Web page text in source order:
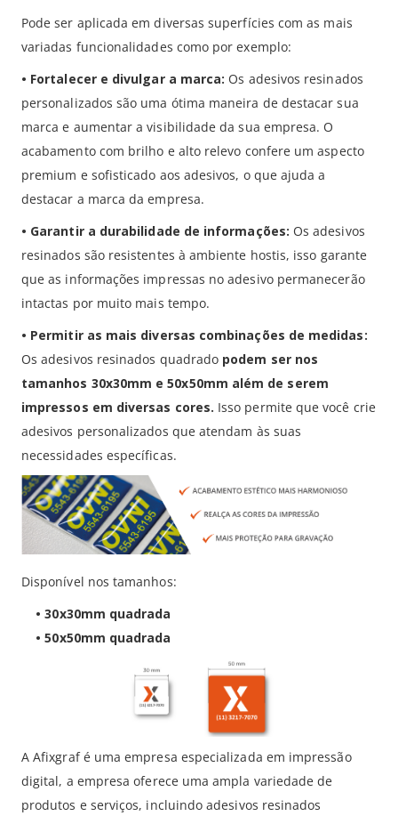
Pode ser aplicada em diversas superfícies com as mais
variadas funcionalidades como por exemplo:
• Fortalecer e divulgar a marca: Os adesivos resinados
personalizados são uma ótima maneira de destacar sua
marca e aumentar a visibilidade da sua empresa. O
acabamento com brilho e alto relevo confere um aspecto
premium e sofisticado aos adesivos, o que ajuda a
destacar a marca da empresa.
• Garantir a durabilidade de informações: Os adesivos
resinados são resistentes à ambiente hostis, isso garante
que as informações impressas no adesivo permanecerão
intactas por muito mais tempo.
• Permitir as mais diversas combinações de medidas:
Os adesivos resinados quadrado podem ser nos
tamanhos 30x30mm e 50x50mm além de serem
impressos em diversas cores. Isso permite que você crie
adesivos personalizados que atendam às suas
necessidades específicas.
Disponível nos tamanhos:
•30x30mm quadrada
•50x50mm quadrada
A Afixgraf é uma empresa especializada em impressão
digital, a empresa oferece uma ampla variedade de
produtos e serviços, incluindo adesivos resinados